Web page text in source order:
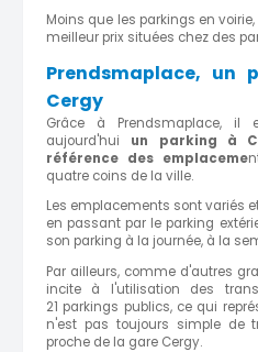
Moins que les parkings en
meilleur prix situées chez des
Prendsmaplace, un
Cergy
Grâce à Prendsmaplace, il
aujourd'hui un parking à
référence des emplaceme
quatre coins de la ville.
Les emplacements sont variés
en passant par le parking
son parking à la journée, à la
Par ailleurs, comme d'autres
incite à l'utilisation des
21 parkings publics, ce qui
n'est pas toujours simple de
proche de la gare Cergy.